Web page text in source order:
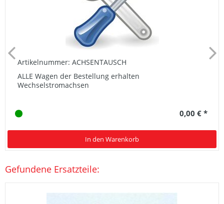
Artikelnummer: ACHSENTAUSCH
ALLE Wagen der Bestellung erhalten
Wechselstromachsen
0,00 € *
In den Warenkorb
Gefundene Ersatzteile: